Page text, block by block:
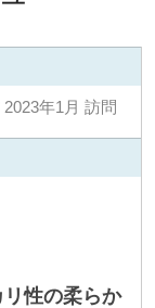
2023年1月 訪問
性の柔らか